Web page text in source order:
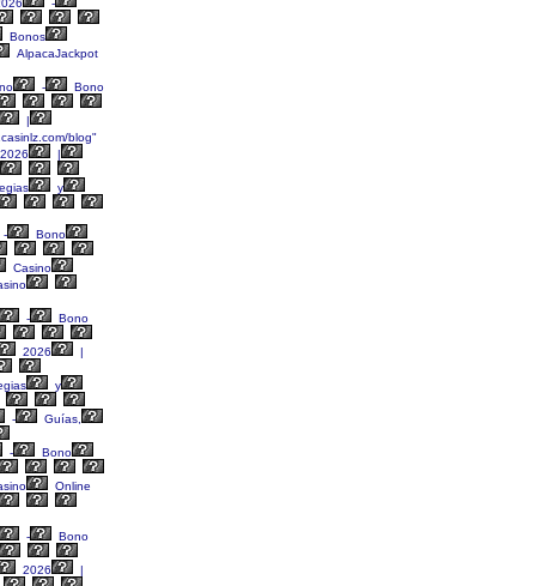
-
Bonos
AlpacaJackpot
-
Bono
|
blog"
2026
|
y
-
Bono
Casino
-
Bono
2026
|
y
-
Guías,
-
Bono
Online
-
Bono
2026
|